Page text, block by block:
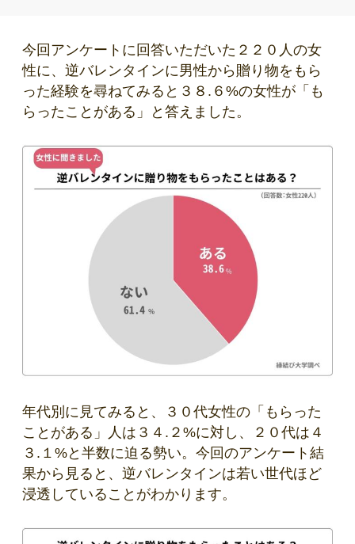
今回アンケートに回答いただいた２２０人の女
性に、逆バレンタインに男性から贈り物をもら
った経験を尋ねてみると３８.６%の女性が「も
らったことがある」と答えました。
年代別に見てみると、３０代女性の「もらった
ことがある」人は３４.２%に対し、２０代は４
３.１%と半数に迫る勢い。今回のアンケート結
果から見ると、逆バレンタインは若い世代ほど
浸透していることがわかります。